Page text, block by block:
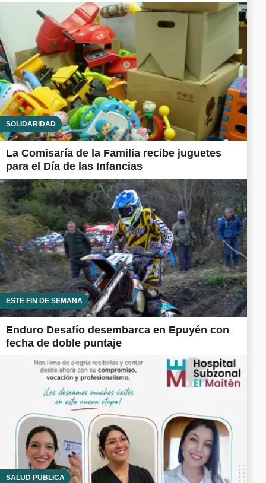
SOLIDARIDAD
La Comisaría de la Familia recibe juguetes
para el Día de las Infancias
ESTE FIN DE SEMANA
Enduro Desafío desembarca en Epuyén con
fecha de doble puntaje
SALUD PÚBLICA